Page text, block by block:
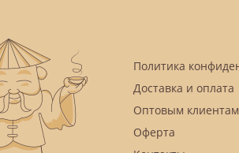
Политика
Доставка и оплата
Оптовым клиентам
Оферта